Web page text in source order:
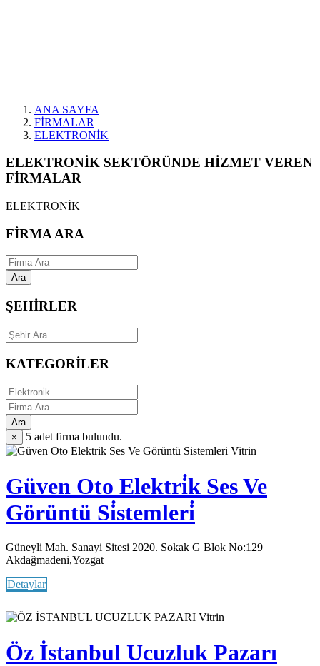
ANA SAYFA
FİRMALAR
ELEKTRONİK
ELEKTRONİK SEKTÖRÜNDE HİZMET VEREN
FİRMALAR
ELEKTRONİK
FİRMA ARA
Ara
ŞEHİRLER
KATEGORİLER
Ara
×
5 adet firma bulundu.
Vitrin
Güven Oto Elektri̇k Ses Ve
Görüntü Si̇stemleri̇
Güneyli Mah. Sanayi Sitesi 2020. Sokak G Blok No:129
Akdağmadeni,Yozgat
Detaylar
Vitrin
Öz İstanbul Ucuzluk Pazarı